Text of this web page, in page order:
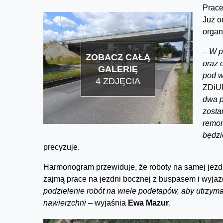
ZOBACZ CAŁĄ
GALERIĘ
4 ZDJĘCIA
Już
– W
oraz
pod
dwa
precyzuje.
Harmonogram przewiduje, że roboty na samej
zajmą prace na jezdni bocznej z buspasem i
podzielenie robót na wiele podetapów, aby
nawierzchni – wyjaśnia Ewa Mazur.